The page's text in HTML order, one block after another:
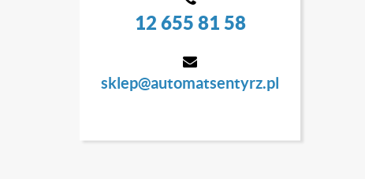
12 655 81 58
sklep@automatsentyrz.pl